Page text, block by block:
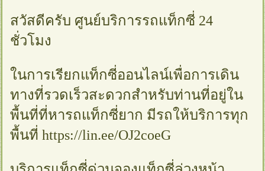
สวัสดีครับ ศูนย์บริการรถแท็กซี่ 24
ชั่วโมง
ในการเรียกแท็กซี่ออนไลน์เพื่อการเดิน
ทางที่รวดเร็วสะดวกสำหรับท่านที่อยู่ใน
พื้นที่ที่หารถแท็กซี่ยาก มีรถให้บริการทุก
พื้นที่ https://lin.ee/OJ2coeG